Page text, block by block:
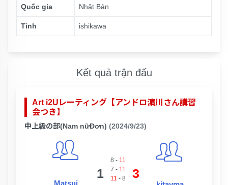
Quốc gia Nhật Bản
Tỉnh ishikawa
Kết quả trận đấu
Art i2Uレーティング【アンドロ濵川さん講習
会つき】
中上級の部(Nam nữĐơn) (2024/9/23)
Matsui
1
8 - 11
7 - 11
11 - 8
3